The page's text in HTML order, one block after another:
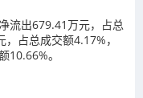
流出679.41万元，占总
占总成交额4.17%，
10.66%。